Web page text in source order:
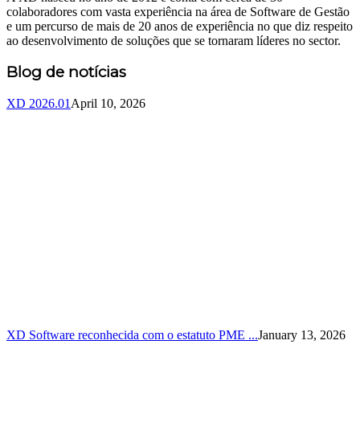
colaboradores com vasta experiência na área de Software de Gestão
e um percurso de mais de 20 anos de experiência no que diz respeito
ao desenvolvimento de soluções que se tornaram líderes no sector.
Blog de notícias
XD 2026.01 April 10, 2026
XD Software reconhecida com o estatuto PME ...January 13, 2026